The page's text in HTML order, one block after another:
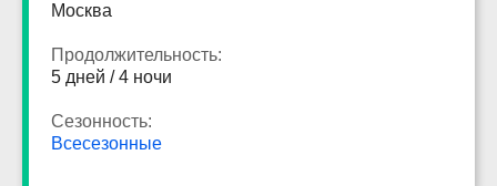
Москва
Продолжительность:
5 дней / 4 ночи
Сезонность:
Всесезонные